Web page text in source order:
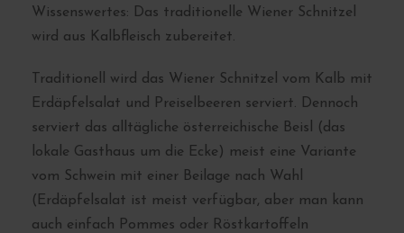
Wissenswertes: Das traditionelle Wiener Schnitzel
wird aus Kalbfleisch zubereitet.
Traditionell wird das Wiener Schnitzel vom Kalb mit
Erdäpfelsalat und Preiselbeeren serviert. Dennoch
serviert das alltägliche österreichische Beisl (das
lokale Gasthaus um die Ecke) meist eine Variante
vom Schwein mit einer Beilage nach Wahl
(Erdäpfelsalat ist meist verfügbar, aber man kann
auch einfach Pommes oder Röstkartoffeln